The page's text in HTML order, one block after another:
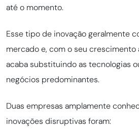
até o momento.
Esse tipo de inovação geralmente
mercado e, com o seu crescimento
acaba substituindo as tecnologias
negócios predominantes.
Duas empresas amplamente
inovações disruptivas foram: